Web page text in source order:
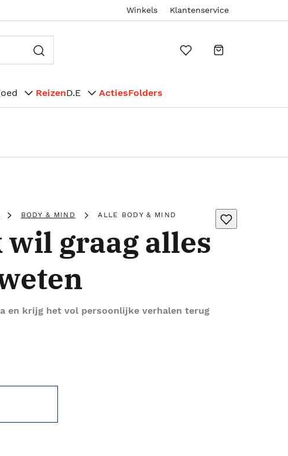
Winkels Klantenservice
ReizenD.E ActiesFolders
BODY & MIND ALLE BODY & MIND
wil graag alles
en krijg het vol persoonlijke verhalen terug